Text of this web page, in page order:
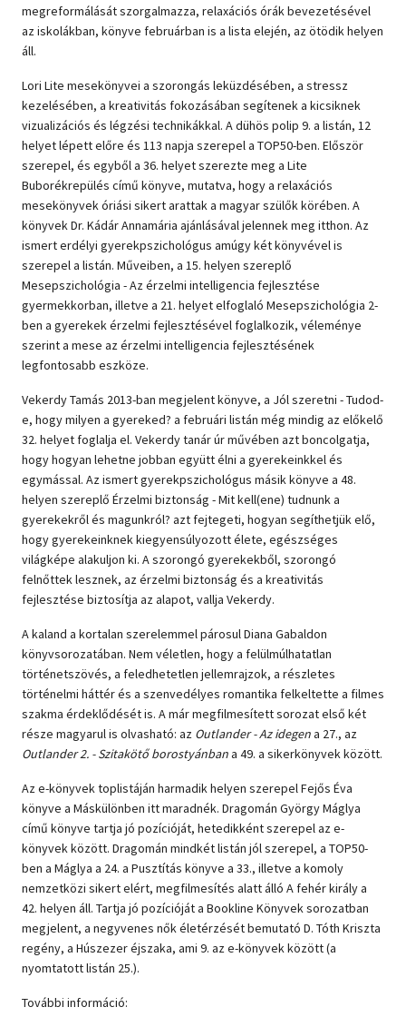
megreformálását szorgalmazza, relaxációs órák bevezetésével
az iskolákban, könyve februárban is a lista elején, az ötödik helyen
áll.
Lori Lite mesekönyvei a szorongás leküzdésében, a stressz
kezelésében, a kreativitás fokozásában segítenek a kicsiknek
vizualizációs és légzési technikákkal. A dühös polip 9. a listán, 12
helyet lépett előre és 113 napja szerepel a TOP50-ben. Először
szerepel, és egyből a 36. helyet szerezte meg a Lite
Buborékrepülés című könyve, mutatva, hogy a relaxációs
mesekönyvek óriási sikert arattak a magyar szülők körében. A
könyvek Dr. Kádár Annamária ajánlásával jelennek meg itthon. Az
ismert erdélyi gyerekpszichológus amúgy két könyvével is
szerepel a listán. Műveiben, a 15. helyen szereplő
Mesepszichológia - Az érzelmi intelligencia fejlesztése
gyermekkorban, illetve a 21. helyet elfoglaló Mesepszichológia 2-
ben a gyerekek érzelmi fejlesztésével foglalkozik, véleménye
szerint a mese az érzelmi intelligencia fejlesztésének
legfontosabb eszköze.
Vekerdy Tamás 2013-ban megjelent könyve, a Jól szeretni - Tudod-
e, hogy milyen a gyereked? a februári listán még mindig az előkelő
32. helyet foglalja el. Vekerdy tanár úr művében azt boncolgatja,
hogy hogyan lehetne jobban együtt élni a gyerekeinkkel és
egymással. Az ismert gyerekpszichológus másik könyve a 48.
helyen szereplő Érzelmi biztonság - Mit kell(ene) tudnunk a
gyerekekről és magunkról? azt fejtegeti, hogyan segíthetjük elő,
hogy gyerekeinknek kiegyensúlyozott élete, egészséges
világképe alakuljon ki. A szorongó gyerekekből, szorongó
felnőttek lesznek, az érzelmi biztonság és a kreativitás
fejlesztése biztosítja az alapot, vallja Vekerdy.
A kaland a kortalan szerelemmel párosul Diana Gabaldon
könyvsorozatában. Nem véletlen, hogy a felülmúlhatatlan
történetszövés, a feledhetetlen jellemrajzok, a részletes
történelmi háttér és a szenvedélyes romantika felkeltette a filmes
szakma érdeklődését is. A már megfilmesített sorozat első két
része magyarul is olvasható: az Outlander - Az idegena 27., az
Outlander 2. - Szitakötő borostyánbana 49. a sikerkönyvek között.
Az e-könyvek toplistáján harmadik helyen szerepel Fejős Éva
könyve a Máskülönben itt maradnék. Dragomán György Máglya
című könyve tartja jó pozícióját, hetedikként szerepel az e-
könyvek között. Dragomán mindkét listán jól szerepel, a TOP50-
ben a Máglya a 24. a Pusztítás könyve a 33., illetve a komoly
nemzetközi sikert elért, megfilmesítés alatt álló A fehér király a
42. helyen áll. Tartja jó pozícióját a Bookline Könyvek sorozatban
megjelent, a negyvenes nők életérzését bemutató D. Tóth Kriszta
regény, a Húszezer éjszaka, ami 9. az e-könyvek között (a
nyomtatott listán 25.).
További információ: